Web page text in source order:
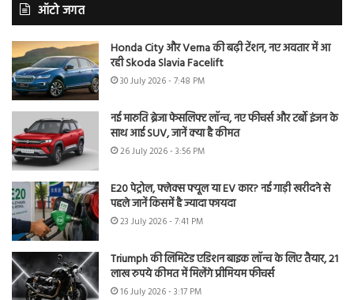
ऑटो जगत
Honda City और Verna की बढ़ी टेंशन, नए अवतार में आ
रही Skoda Slavia Facelift
30 July 2026 - 7:48 PM
नई मारुति ब्रेजा फेसलिफ्ट लॉन्च, नए फीचर्स और टर्बो इंजन के
साथ आई SUV, जानें क्या है कीमत
26 July 2026 - 3:56 PM
E20 पेट्रोल, फ्लेक्स फ्यूल या EV कार? नई गाड़ी खरीदने से
पहले जानें किसमें है ज्यादा फायदा
23 July 2026 - 7:41 PM
Triumph की लिमिटेड एडिशन बाइक लॉन्च के लिए तैयार, 21
लाख रुपये कीमत में मिलेंगे प्रीमियम फीचर्स
16 July 2026 - 3:17 PM